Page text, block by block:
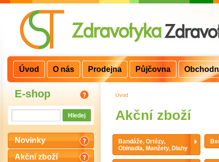
E-shop
Novinky
Akční zboží
Úvod
Akční zboží
Bandáže, Ortézy,
Obinadla, Manžety, Dlahy
Úvod O nás Prodejna Půjčovna